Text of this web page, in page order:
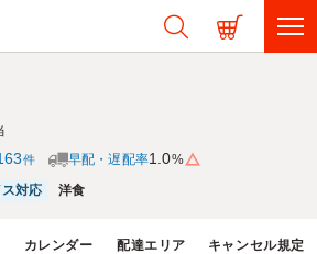
件 早配・遅配率1.0%
対応 洋食
カレンダー 配達エリア キャンセル規定